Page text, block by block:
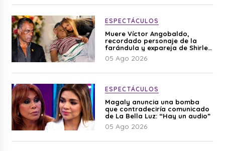
ESPECTÁCULOS
Muere Víctor Angobaldo,
recordado personaje de la
farándula y expareja de Shirley
Cherres
05 Ago 2026
ESPECTÁCULOS
Magaly anuncia una bomba
que contradeciría comunicado
de La Bella Luz: “Hay un audio”
05 Ago 2026